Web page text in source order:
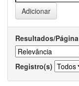
Resultados/Página
Registro(s)